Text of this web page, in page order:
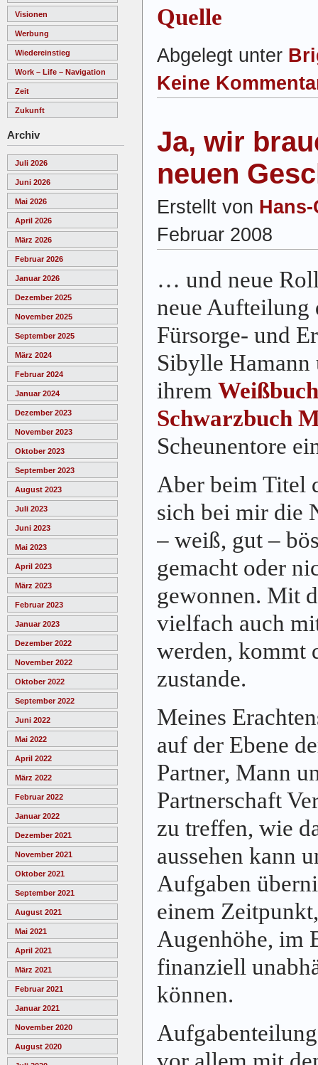
Visionen
Werbung
Wiedereinstieg
Work – Life – Navigation
Zeit
Zukunft
Archiv
Juli 2026
Juni 2026
Mai 2026
April 2026
März 2026
Februar 2026
Januar 2026
Dezember 2025
November 2025
September 2025
März 2024
Februar 2024
Januar 2024
Dezember 2023
November 2023
Oktober 2023
September 2023
August 2023
Juli 2023
Juni 2023
Mai 2023
April 2023
März 2023
Februar 2023
Januar 2023
Dezember 2022
November 2022
Oktober 2022
September 2022
Juni 2022
Mai 2022
April 2022
März 2022
Februar 2022
Januar 2022
Dezember 2021
November 2021
Oktober 2021
September 2021
August 2021
Mai 2021
April 2021
März 2021
Februar 2021
Januar 2021
November 2020
August 2020
Quelle
Abgelegt unter
Keine
Ja, wir
neuen
Erstellt von
Februar 2008
… und neue
neue Aufteilung
Fürsorge- und
Sibylle
ihrem
Schwarzbuch
Scheunentore
Aber beim Titel
sich bei mir die
– weiß, gut –
gemacht oder
gewonnen. Mit
vielfach auch
werden, kommt
zustande.
Meines
auf der Ebene
Partner, Mann
Partnerschaft
zu treffen, wie
aussehen kann
Aufgaben
einem
Augenhöhe, im
finanziell
können.